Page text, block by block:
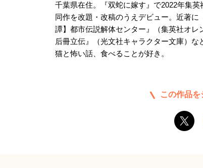
千葉県在住。『双蛇に嫁す』で2022年集英
同作を改題・改稿のうえデビュー。近著
譚】都市伝説解体センター』（集英社オ
后冊立伝』（光文社キャラクター文庫）な
猫と怖い話、食べることが好き。
この作品を